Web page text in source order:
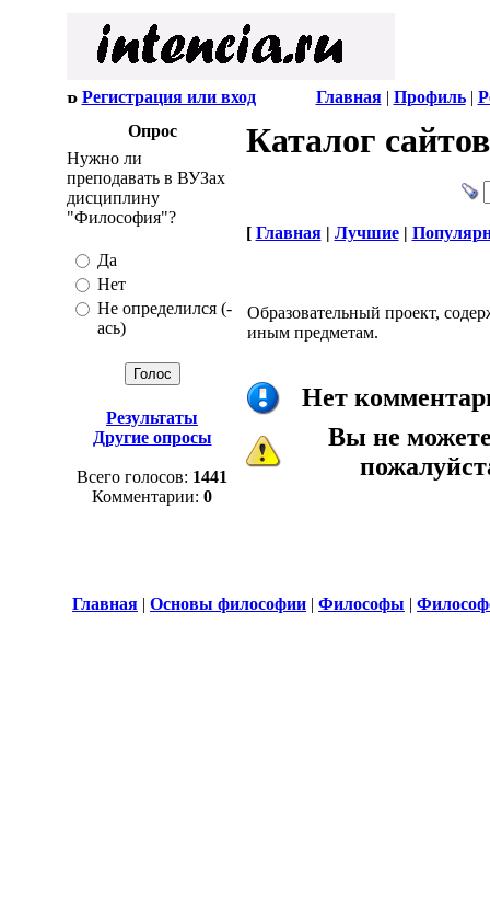
Регистрация или вход Главная| Профиль|
Опрос
Нужно ли
преподавать в ВУЗах
дисциплину
"Философия"?
Да
Нет
Не определился (-
ась)
Результаты
Другие опросы
Всего голосов: 1441
Комментарии: 0
Каталог сайтов
[ Главная| Лучшие|
Образовательный проект,
иным предметам.
Нет
Вы не
Главная | Основы философии | Философы |